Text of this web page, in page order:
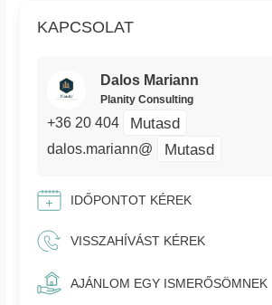
KAPCSOLAT
Dalos Mariann
Planity Consulting
+36 20 404 Mutasd
dalos.mariann@ Mutasd
IDŐPONTOT KÉREK
VISSZAHÍVÁST KÉREK
AJÁNLOM EGY ISMERŐSÖMNEK